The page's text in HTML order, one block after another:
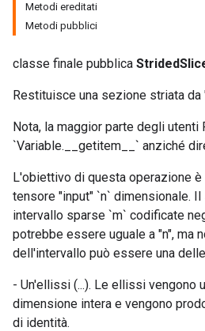
Metodi ereditati
Metodi pubblici
classe finale pubblica
Restituisce una sezione striata da
Nota, la maggior parte degli
`Variable.__getitem__` anziché
L'obiettivo di questa operazione
tensore "input" `n` dimensionale.
intervallo sparse `m` codificate
potrebbe essere uguale a "n", ma
dell'intervallo può essere una
- Un'ellissi (...). Le ellissi
dimensione intera e vengono
di identità.